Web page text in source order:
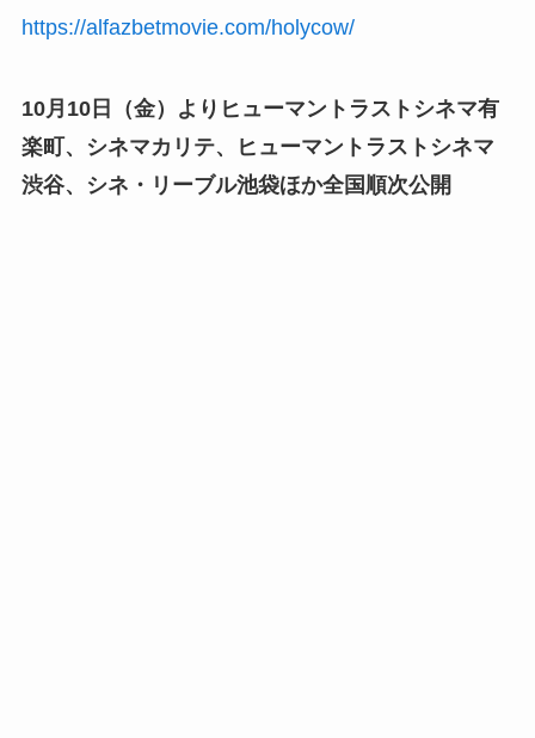
https://alfazbetmovie.com/holycow/
10月10日（金）よりヒューマントラストシネマ有
楽町、シネマカリテ、ヒューマントラストシネマ
渋谷、シネ・リーブル池袋ほか全国順次公開